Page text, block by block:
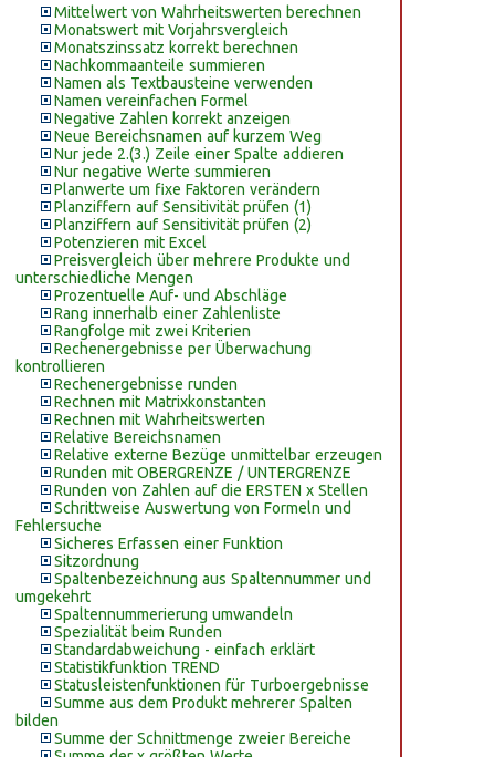
Mittelwert von Wahrheitswerten berechnen
Monatswert mit Vorjahrsvergleich
Monatszinssatz korrekt berechnen
Nachkommaanteile summieren
Namen als Textbausteine verwenden
Namen vereinfachen Formel
Negative Zahlen korrekt anzeigen
Neue Bereichsnamen auf kurzem Weg
Nur jede 2.(3.) Zeile einer Spalte addieren
Nur negative Werte summieren
Planwerte um fixe Faktoren verändern
Planziffern auf Sensitivität prüfen (1)
Planziffern auf Sensitivität prüfen (2)
Potenzieren mit Excel
Preisvergleich über mehrere Produkte und
unterschiedliche Mengen
Prozentuelle Auf- und Abschläge
Rang innerhalb einer Zahlenliste
Rangfolge mit zwei Kriterien
Rechenergebnisse per Überwachung
kontrollieren
Rechenergebnisse runden
Rechnen mit Matrixkonstanten
Rechnen mit Wahrheitswerten
Relative Bereichsnamen
Relative externe Bezüge unmittelbar erzeugen
Runden mit OBERGRENZE / UNTERGRENZE
Runden von Zahlen auf die ERSTEN x Stellen
Schrittweise Auswertung von Formeln und
Fehlersuche
Sicheres Erfassen einer Funktion
Sitzordnung
Spaltenbezeichnung aus Spaltennummer und
umgekehrt
Spaltennummerierung umwandeln
Spezialität beim Runden
Standardabweichung - einfach erklärt
Statistikfunktion TREND
Statusleistenfunktionen für Turboergebnisse
Summe aus dem Produkt mehrerer Spalten
bilden
Summe der Schnittmenge zweier Bereiche